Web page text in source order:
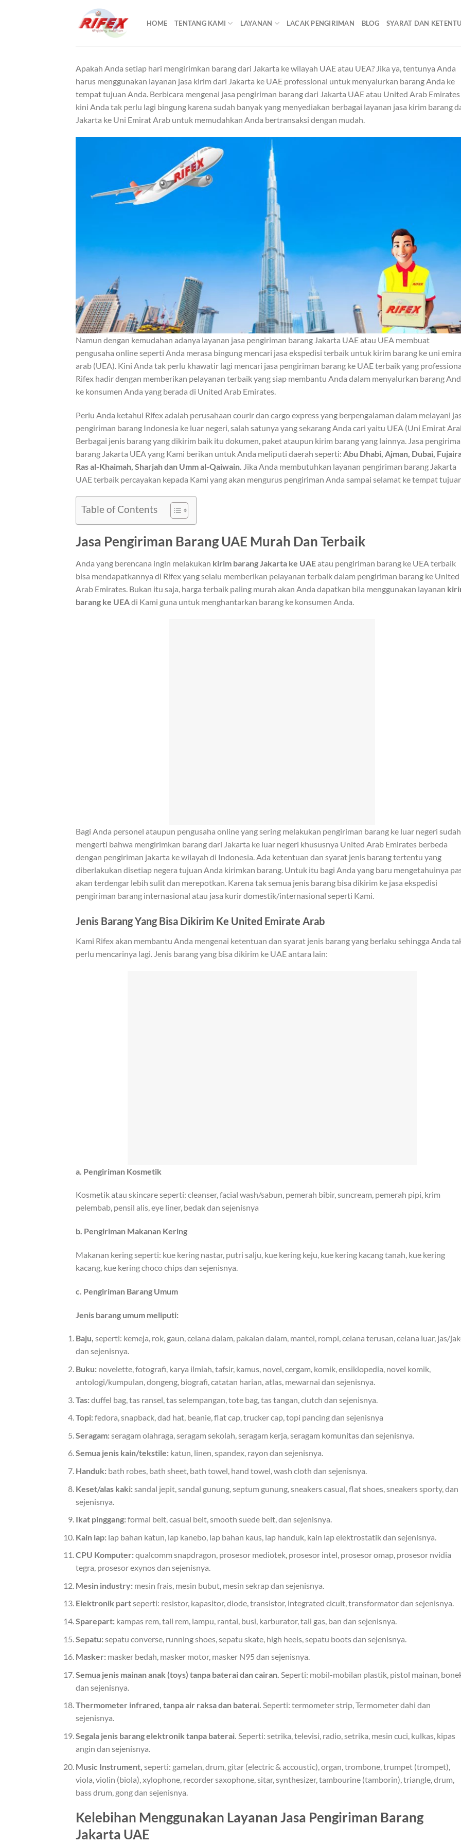
HOME TENTANG KAMI LAYANAN LACAK PENGIRIMAN BLOG SYARAT DAN
Apakah Anda setiap hari mengirimkan barang dari Jakarta ke wilayah UAE atau UEA? Jika ya, tentunya Anda
harus menggunakan layanan jasa kirim dari Jakarta ke UAE professional untuk menyalurkan barang Anda ke
tempat tujuan Anda. Berbicara mengenai jasa pengiriman barang dari Jakarta UAE atau United Arab Emirates
kini Anda tak perlu lagi bingung karena sudah banyak yang menyediakan berbagai layanan jasa kirim barang
Jakarta ke Uni Emirat Arab untuk memudahkan Anda bertransaksi dengan mudah.
Namun dengan kemudahan adanya layanan jasa pengiriman barang Jakarta UAE atau UEA membuat
pengusaha online seperti Anda merasa bingung mencari jasa ekspedisi terbaik untuk kirim barang ke uni
arab (UEA). Kini Anda tak perlu khawatir lagi mencari jasa pengiriman barang ke UAE terbaik yang
Rifex hadir dengan memberikan pelayanan terbaik yang siap membantu Anda dalam menyalurkan barang
ke konsumen Anda yang berada di United Arab Emirates.
Perlu Anda ketahui Rifex adalah perusahaan courir dan cargo express yang berpengalaman dalam melayani
pengiriman barang Indonesia ke luar negeri, salah satunya yang sekarang Anda cari yaitu UEA (Uni Emirat
Berbagai jenis barang yang dikirim baik itu dokumen, paket ataupun kirim barang yang lainnya. Jasa
barang Jakarta UEA yang Kami berikan untuk Anda meliputi daerah seperti: Abu Dhabi, Ajman, Dubai,
Ras al-Khaimah, Sharjah dan Umm al-Qaiwain. Jika Anda membutuhkan layanan pengiriman barang Jakarta
UAE terbaik percayakan kepada Kami yang akan mengurus pengiriman Anda sampai selamat ke tempat
Table of Contents
Jasa Pengiriman Barang UAE Murah Dan Terbaik
Anda yang berencana ingin melakukan kirim barang Jakarta ke UAEatau pengiriman barang ke UEA terbaik
bisa mendapatkannya di Rifex yang selalu memberikan pelayanan terbaik dalam pengiriman barang ke United
Arab Emirates. Bukan itu saja, harga terbaik paling murah akan Anda dapatkan bila menggunakan layanan
barang ke UEAdi Kami guna untuk menghantarkan barang ke konsumen Anda.
Bagi Anda personel ataupun pengusaha online yang sering melakukan pengiriman barang ke luar negeri sudah
mengerti bahwa mengirimkan barang dari Jakarta ke luar negeri khususnya United Arab Emirates berbeda
dengan pengiriman jakarta ke wilayah di Indonesia. Ada ketentuan dan syarat jenis barang tertentu yang
diberlakukan disetiap negera tujuan Anda kirimkan barang. Untuk itu bagi Anda yang baru mengetahuinya
akan terdengar lebih sulit dan merepotkan. Karena tak semua jenis barang bisa dikirim ke jasa ekspedisi
pengiriman barang internasional atau jasa kurir domestik/internasional seperti Kami.
Jenis Barang Yang Bisa Dikirim Ke United Emirate Arab
Kami Rifex akan membantu Anda mengenai ketentuan dan syarat jenis barang yang berlaku sehingga Anda
perlu mencarinya lagi. Jenis barang yang bisa dikirim ke UAE antara lain:
a. Pengiriman Kosmetik
Kosmetik atau skincare seperti: cleanser, facial wash/sabun, pemerah bibir, suncream, pemerah pipi, krim
pelembab, pensil alis, eye liner, bedak dan sejenisnya
b. Pengiriman Makanan Kering
Makanan kering seperti: kue kering nastar, putri salju, kue kering keju, kue kering kacang tanah, kue kering
kacang, kue kering choco chips dan sejenisnya.
c. Pengiriman Barang Umum
Jenis barang umum meliputi:
Baju, seperti: kemeja, rok, gaun, celana dalam, pakaian dalam, mantel, rompi, celana terusan, celana luar, jas/
dan sejenisnya.
Buku: novelette, fotografi, karya ilmiah, tafsir, kamus, novel, cergam, komik, ensiklopedia, novel komik,
antologi/kumpulan, dongeng, biografi, catatan harian, atlas, mewarnai dan sejenisnya.
Tas:duffel bag, tas ransel, tas selempangan, tote bag, tas tangan, clutch dan sejenisnya.
Topi:fedora, snapback, dad hat, beanie, flat cap, trucker cap, topi pancing dan sejenisnya
Seragam:seragam olahraga, seragam sekolah, seragam kerja, seragam komunitas dan sejenisnya.
Semua jenis kain/tekstile: katun, linen, spandex, rayon dan sejenisnya.
Handuk: bath robes, bath sheet, bath towel, hand towel, wash cloth dan sejenisnya.
Keset/alas kaki:sandal jepit, sandal gunung, septum gunung, sneakers casual, flat shoes, sneakers sporty, dan
sejenisnya.
Ikat pinggang:formal belt, casual belt, smooth suede belt, dan sejenisnya.
Kain lap: lap bahan katun, lap kanebo, lap bahan kaus, lap handuk, kain lap elektrostatik dan sejenisnya.
CPU Komputer:qualcomm snapdragon, prosesor mediotek, prosesor intel, prosesor omap, prosesor nvidia
tegra, prosesor exynos dan sejenisnya.
Mesin industry: mesin frais, mesin bubut, mesin sekrap dan sejenisnya.
Elektronik partseperti: resistor, kapasitor, diode, transistor, integrated cicuit, transformator dan sejenisnya.
Sparepart: kampas rem, tali rem, lampu, rantai, busi, karburator, tali gas, ban dan sejenisnya.
Sepatu:sepatu converse, running shoes, sepatu skate, high heels, sepatu boots dan sejenisnya.
Masker: masker bedah, masker motor, masker N95 dan sejenisnya.
Semua jenis mainan anak (toys) tanpa baterai dan cairan. Seperti: mobil-mobilan plastik, pistol mainan,
dan sejenisnya.
Thermometer infrared, tanpa air raksa dan baterai. Seperti: termometer strip, Termometer dahi dan
sejenisnya.
Segala jenis barang elektronik tanpa baterai. Seperti: setrika, televisi, radio, setrika, mesin cuci, kulkas, kipas
angin dan sejenisnya.
Music Instrument, seperti: gamelan, drum, gitar (electric & accoustic), organ, trombone, trumpet (trompet),
viola, violin (biola), xylophone, recorder saxophone, sitar, synthesizer, tambourine (tamborin), triangle, drum,
bass drum, gong dan sejenisnya.
Kelebihan Menggunakan Layanan Jasa Pengiriman Barang
Jakarta UAE